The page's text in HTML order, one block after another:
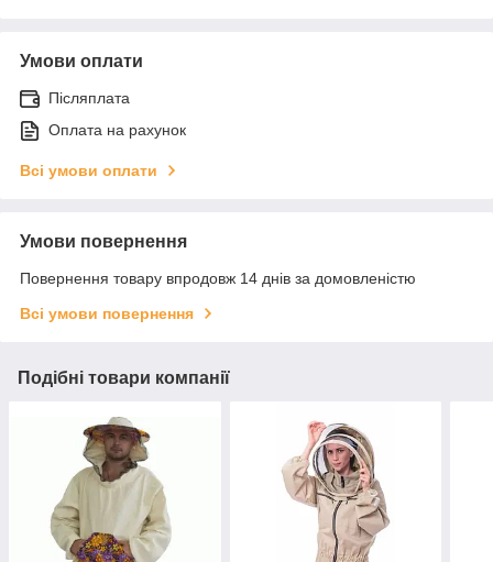
Умови оплати
Післяплата
Оплата на рахунок
Всі умови оплати
Умови повернення
Повернення товару впродовж 14 днів за домовленістю
Всі умови повернення
Подібні товари компанії